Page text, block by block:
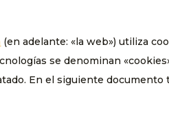
(en adelante: «la web») utiliza
se denominan
En el siguiente